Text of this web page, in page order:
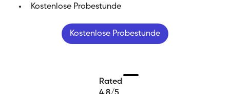
Kostenlose Probestunde
Kostenlose Probestunde
Rated